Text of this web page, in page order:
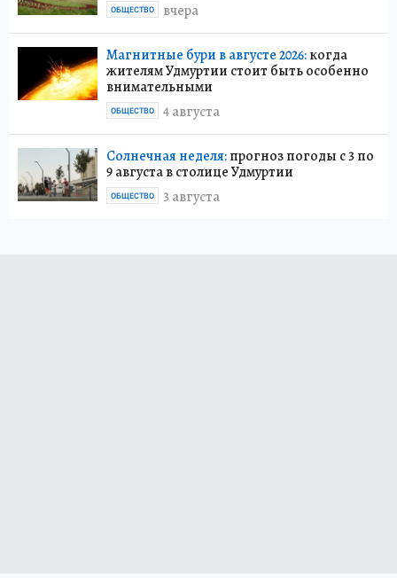
вчера
ОБЩЕСТВО
Магнитные бури в августе 2026:когда
жителям Удмуртии стоит быть особенно
внимательными
4 августа
ОБЩЕСТВО
Солнечная неделя:прогноз погоды с 3 по
9 августа в столице Удмуртии
3 августа
ОБЩЕСТВО